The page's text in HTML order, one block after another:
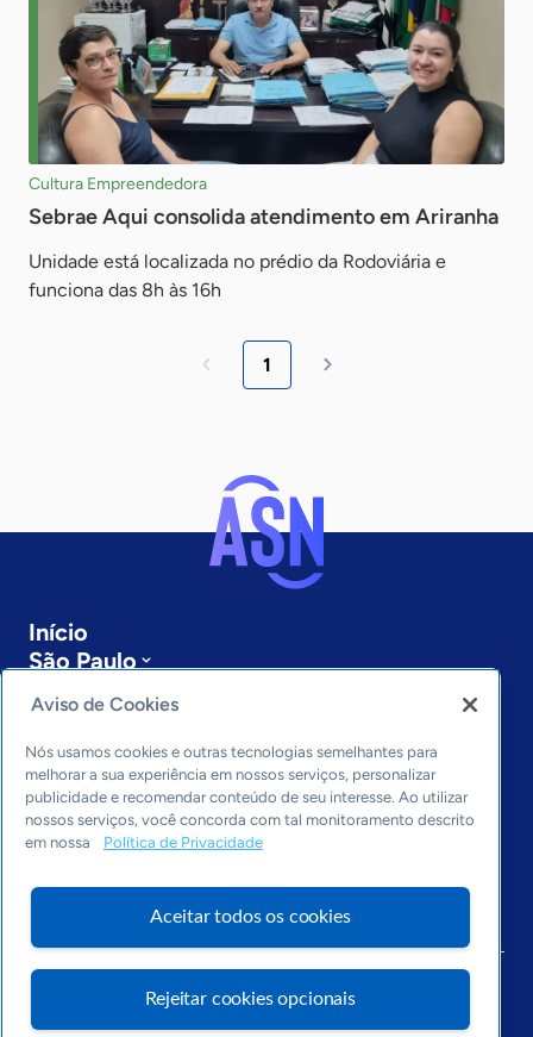
Cultura Empreendedora
Sebrae Aqui consolida atendimento em Ariranha
Unidade está localizada no prédio da Rodoviária e
funciona das 8h às 16h
1
Início
São Paulo
Últimas notícias
Entre em contato
Editorias
Economia & Política
Inovação & Tecnologia
Arquivo
Aviso de Cookies
Nós usamos cookies e outras tecnologias semelhantes para
melhorar a sua experiência em nossos serviços, personalizar
publicidade e recomendar conteúdo de seu interesse. Ao utilizar
nossos serviços, você concorda com tal monitoramento descrito
em nossa
Política de Privacidade
Aceitar todos os cookies
Rejeitar cookies opcionais